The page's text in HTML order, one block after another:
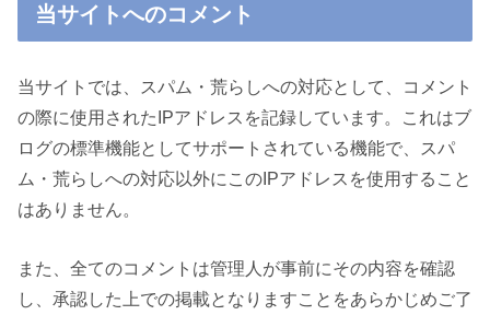
当サイトへのコメント
当サイトでは、スパム・荒らしへの対応として、コメント
の際に使用されたIPアドレスを記録しています。これはブ
ログの標準機能としてサポートされている機能で、スパ
ム・荒らしへの対応以外にこのIPアドレスを使用すること
はありません。
また、全てのコメントは管理人が事前にその内容を確認
し、承認した上での掲載となりますことをあらかじめご了